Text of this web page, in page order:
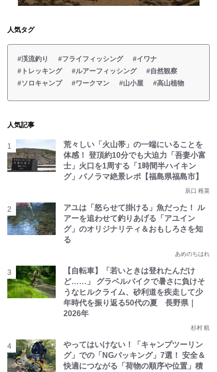
人気タグ
#渓流釣り #フライフィッシング
#イワナ
#トレッキング
#ルアーフィッシング
#自然観察
#ソロキャンプ
#ワークマン #山小屋 #高山植物
人気記事
荒々しい「火山帯」の一端にいることを
体感！ 登頂約10分でも大迫力「吾妻小富
士」火口を1周する「1時間半ハイキン
グ」パノラマ絶景レポ【福島県福島市】
辰口 稚菜
アユは「怒らせて掛ける」魚だった！ ル
アーを追わせて釣りあげる「アユイン
グ」のオリジナリティ＆おもしろさを知
る
あめのちはれ
【自転車】「若いときは登れたんだけ
ど……」 グラベルバイクで暑さに負けそ
うなヒルクライム、砂利道を疾走して少
年時代を振り返る50代の夏 長野県｜
2026年
杉村 航
やってはいけない！「キャンプツーリン
グ」での「NGパッキング」7選！ 安全＆
快適につながる「荷物の順序や位置」積